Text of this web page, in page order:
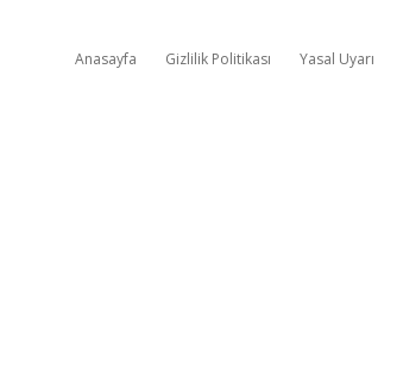
Anasayfa Gizlilik Politikası Yasal Uyarı